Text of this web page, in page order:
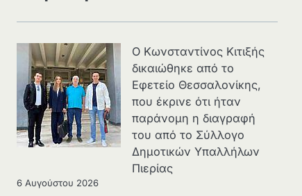
Ο Κωνσταντίνος Κιτιξής
δικαιώθηκε από το
Εφετείο Θεσσαλονίκης,
που έκρινε ότι ήταν
παράνομη η διαγραφή
του από το Σύλλογο
Δημοτικών Υπαλλήλων
Πιερίας
6 Αυγούστου 2026